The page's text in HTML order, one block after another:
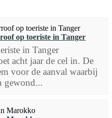
op toeriste in Tanger
in Tanger
acht jaar de cel in. De
voor de aanval waarbij
gewond...